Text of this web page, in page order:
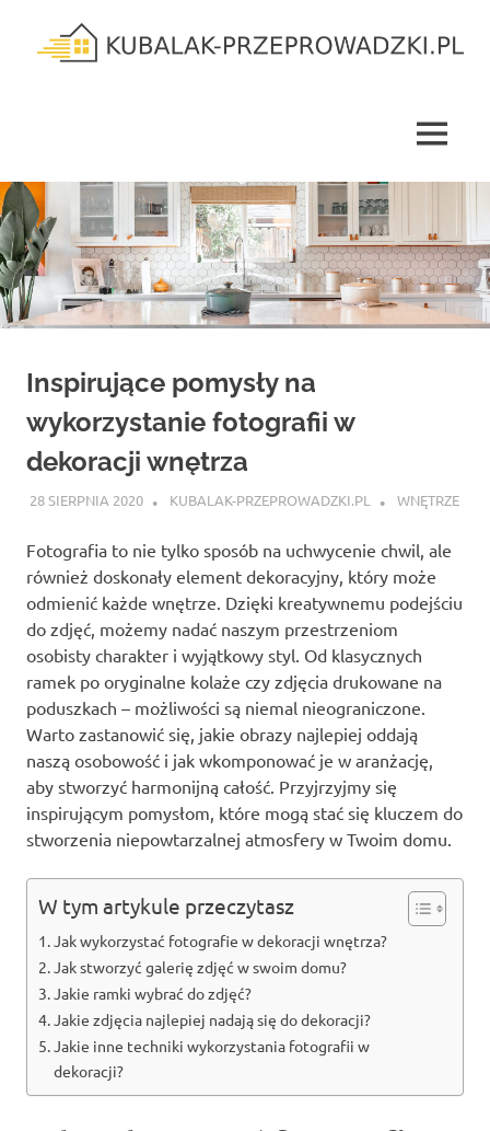
content
MENU
Inspirujące pomysły na
wykorzystanie fotografii w
dekoracji wnętrza
28 SIERPNIA 2020 KUBALAK-PRZEPROWADZKI.PL WNĘTRZE
Fotografia to nie tylko sposób na uchwycenie chwil, ale
również doskonały element dekoracyjny, który może
odmienić każde wnętrze. Dzięki kreatywnemu podejściu
do zdjęć, możemy nadać naszym przestrzeniom
osobisty charakter i wyjątkowy styl. Od klasycznych
ramek po oryginalne kolaże czy zdjęcia drukowane na
poduszkach – możliwości są niemal nieograniczone.
Warto zastanowić się, jakie obrazy najlepiej oddają
naszą osobowość i jak wkomponować je w aranżację,
aby stworzyć harmonijną całość. Przyjrzyjmy się
inspirującym pomysłom, które mogą stać się kluczem do
stworzenia niepowtarzalnej atmosfery w Twoim domu.
W tym artykule przeczytasz
Jak wykorzystać fotografie w dekoracji wnętrza?
Jak stworzyć galerię zdjęć w swoim domu?
Jakie ramki wybrać do zdjęć?
Jakie zdjęcia najlepiej nadają się do dekoracji?
Jakie inne techniki wykorzystania fotografii w
dekoracji?